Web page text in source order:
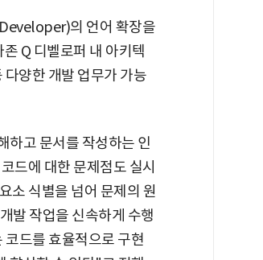
의 언어 확장을
Q 디벨로퍼 내 아키텍
양한 개발 업무가 가능
하고 문서를 작성하는 인
드에 대한 문제점도 실시
소 식별을 넘어 문제의 원
발 작업을 신속하게 수행
드를 효율적으로 구현